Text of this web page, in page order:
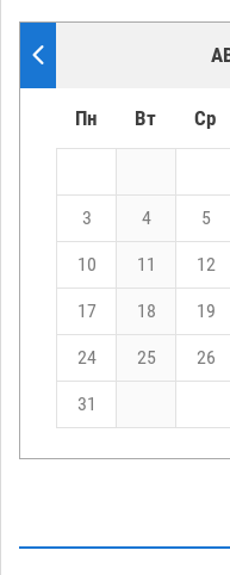
Пн Вт Ср
3 4 5
10 11 12
17 18 19
24 25 26
31